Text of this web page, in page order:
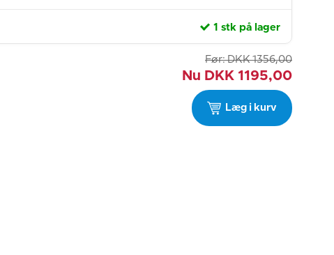
1 stk på lager
Før: DKK 1356,00
Nu DKK 1195,00
Læg i kurv